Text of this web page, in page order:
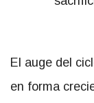
El auge del
en forma